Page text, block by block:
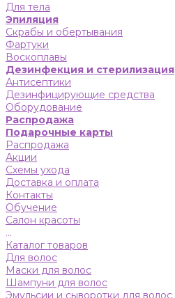
Для тела
Эпиляция
Скрабы и обертывания
Фартуки
Воскоплавы
Дезинфекция и стерилизация
Антисептики
Дезинфицирующие средства
Оборудование
Распродажа
Подарочные карты
Распродажа
Акции
Схемы ухода
Доставка и оплата
Контакты
Обучение
Салон красоты
...
Каталог товаров
Для волос
Маски для волос
Шампуни для волос
Эмульсии и сыворотки для волос